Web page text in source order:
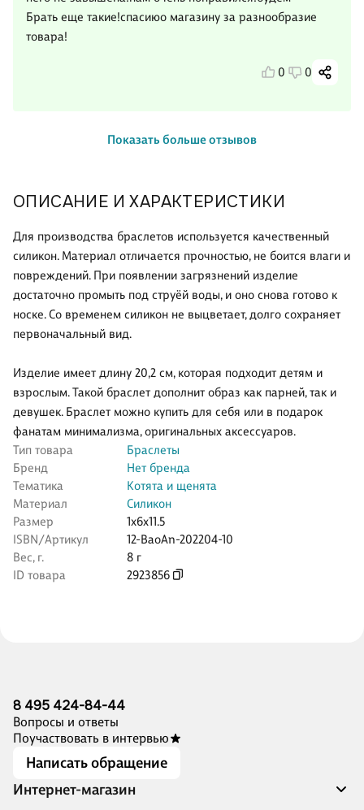
ОПИСАНИЕ И ХАРАКТЕРИСТИКИ
Для производства браслетов используется качественный
силикон. Материал отличается прочностью, не боится влаги и
повреждений. При появлении загрязнений изделие
достаточно промыть под струёй воды, и оно снова готово к
носке. Со временем силикон не выцветает, долго сохраняет
первоначальный вид.
Изделие имеет длину 20,2 см, которая подходит детям и
взрослым. Такой браслет дополнит образ как парней, так и
девушек. Браслет можно купить для себя или в подарок
фанатам минимализма, оригинальных аксессуаров.
Тип товара
Браслеты
Бренд
Нет бренда
Тематика
Котята и щенята
Материал
Силикон
Размер
1x6x11.5
ISBN/Артикул
12-BaoAn-202204-10
Вес, г.
8 г
ID товара
2923856
Брать еще такие!спасиюо магазину за разнообразие
товара!
0 0
Показать больше отзывов
8 495 424-84-44
Вопросы и ответы
Поучаствовать в интервью
Написать обращение
Интернет-магазин